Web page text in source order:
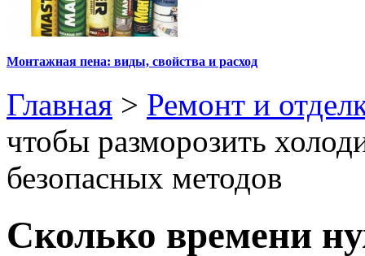
Монтажная пена: виды, свойства и расход
Главная > Ремонт и
чтобы разморозить
безопасных методов
Сколько времени